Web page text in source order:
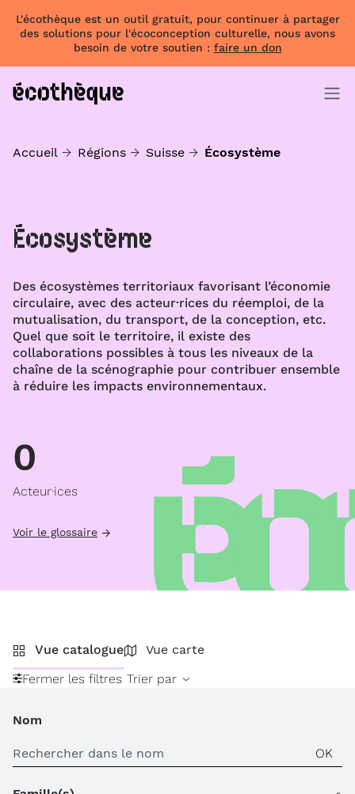
L'écothèque est un outil gratuit, pour continuer à partager
des solutions pour l'écoconception culturelle, nous avons
besoin de votre soutien : faire un don
Accueil Régions Suisse Écosystème
Écosystème
Des écosystèmes territoriaux favorisant l’économie
circulaire, avec des acteur·rices du réemploi, de la
mutualisation, du transport, de la conception, etc.
Quel que soit le territoire, il existe des
collaborations possibles à tous les niveaux de la
chaîne de la scénographie pour contribuer ensemble
à réduire les impacts environnementaux.
0
Acteur·ices
Voir le glossaire
Vue catalogue
Vue carte
Fermer les filtres Trier par
Nom